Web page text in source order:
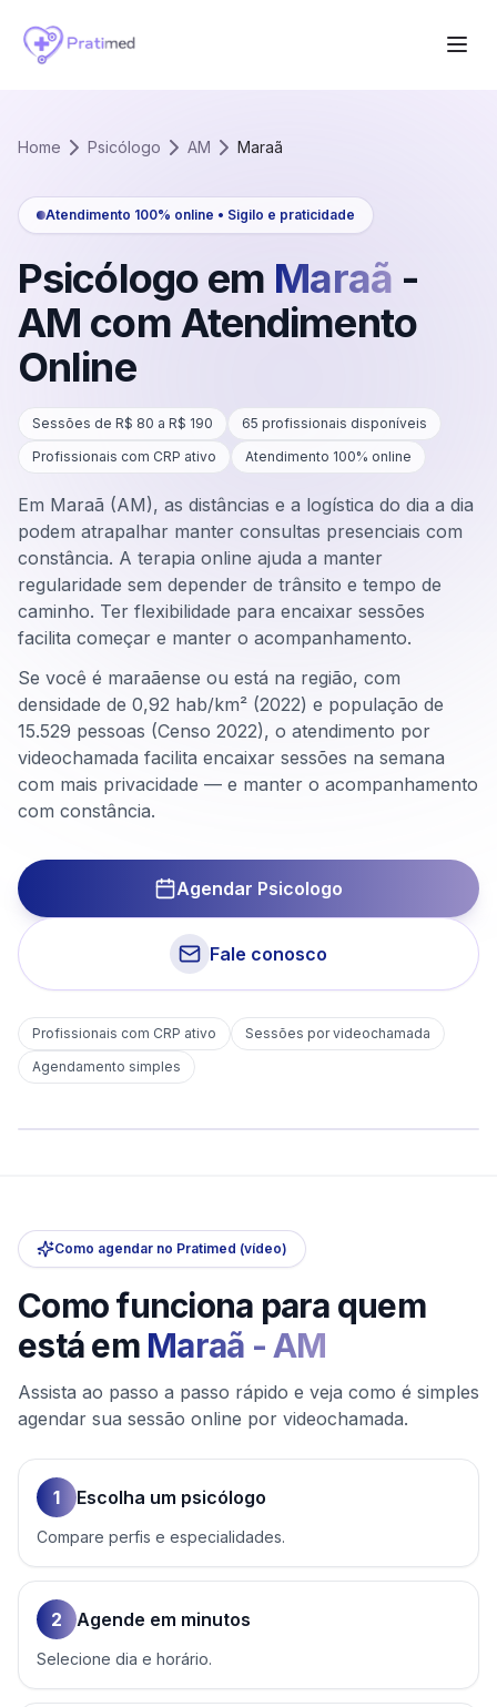
Home Psicólogo AM Maraã
Atendimento 100% online • Sigilo e praticidade
Psicólogo em Maraã -
AM com Atendimento
Online
Sessões de R$ 80 a R$ 190 65 profissionais disponíveis
Profissionais com CRP ativo
Atendimento 100% online
Em Maraã (AM), as distâncias e a logística do dia a dia
podem atrapalhar manter consultas presenciais com
constância. A terapia online ajuda a manter
regularidade sem depender de trânsito e tempo de
caminho. Ter flexibilidade para encaixar sessões
facilita começar e manter o acompanhamento.
Se você é maraãense ou está na região, com
densidade de 0,92 hab/km² (2022) e população de
15.529 pessoas (Censo 2022), o atendimento por
videochamada facilita encaixar sessões na semana
com mais privacidade — e manter o acompanhamento
com constância.
Agendar Psicologo
Fale conosco
Profissionais com CRP ativo
Sessões por videochamada
Agendamento simples
Como agendar no Pratimed (vídeo)
Como funciona para quem
está em Maraã - AM
Assista ao passo a passo rápido e veja como é simples
agendar sua sessão online por videochamada.
1 Escolha um psicólogo
Compare perfis e especialidades.
2 Agende em minutos
Selecione dia e horário.